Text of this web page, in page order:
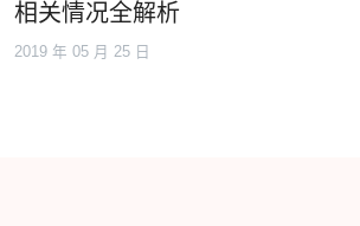
相关情况全解析
2019 年 05 月 25 日